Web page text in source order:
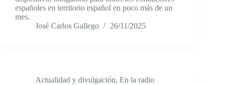
españoles en territorio español en poco más de un
mes.
José Carlos Gallego
26/11/2025
Actualidad y divulgación, En la radio